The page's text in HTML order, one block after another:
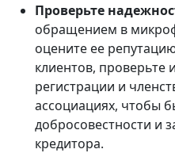
Проверьте
обращением в
оцените ее
клиентов,
регистрации и
ассоциациях, чтобы
добросовестности и
кредитора.